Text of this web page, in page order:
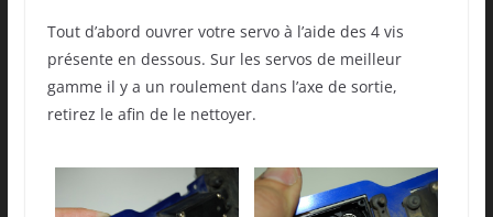
Tout d’abord ouvrer votre servo à l’aide des 4 vis
présente en dessous. Sur les servos de meilleur
gamme il y a un roulement dans l’axe de sortie,
retirez le afin de le nettoyer.